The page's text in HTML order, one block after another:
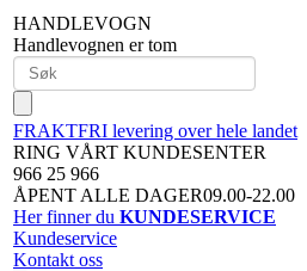
HANDLEVOGN
Handlevognen er tom
FRAKTFRI levering over hele landet
RING VÅRT KUNDESENTER
966 25 966
ÅPENT ALLE DAGER09.00-22.00
Her finner du KUNDESERVICE
Kundeservice
Kontakt oss